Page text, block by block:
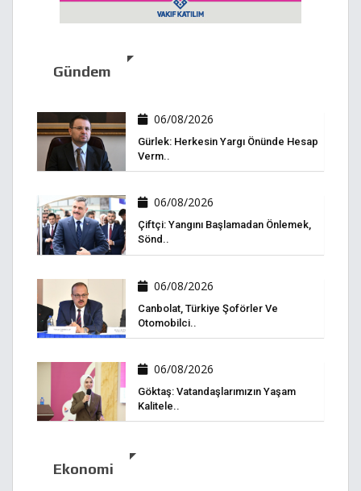
Gündem
06/08/2026
Gürlek: Herkesin Yargı Önünde Hesap
Verm..
06/08/2026
Çiftçi: Yangını Başlamadan Önlemek,
Sönd..
06/08/2026
Canbolat, Türkiye Şoförler Ve
Otomobilci..
06/08/2026
Göktaş: Vatandaşlarımızın Yaşam
Kalitele..
Ekonomi